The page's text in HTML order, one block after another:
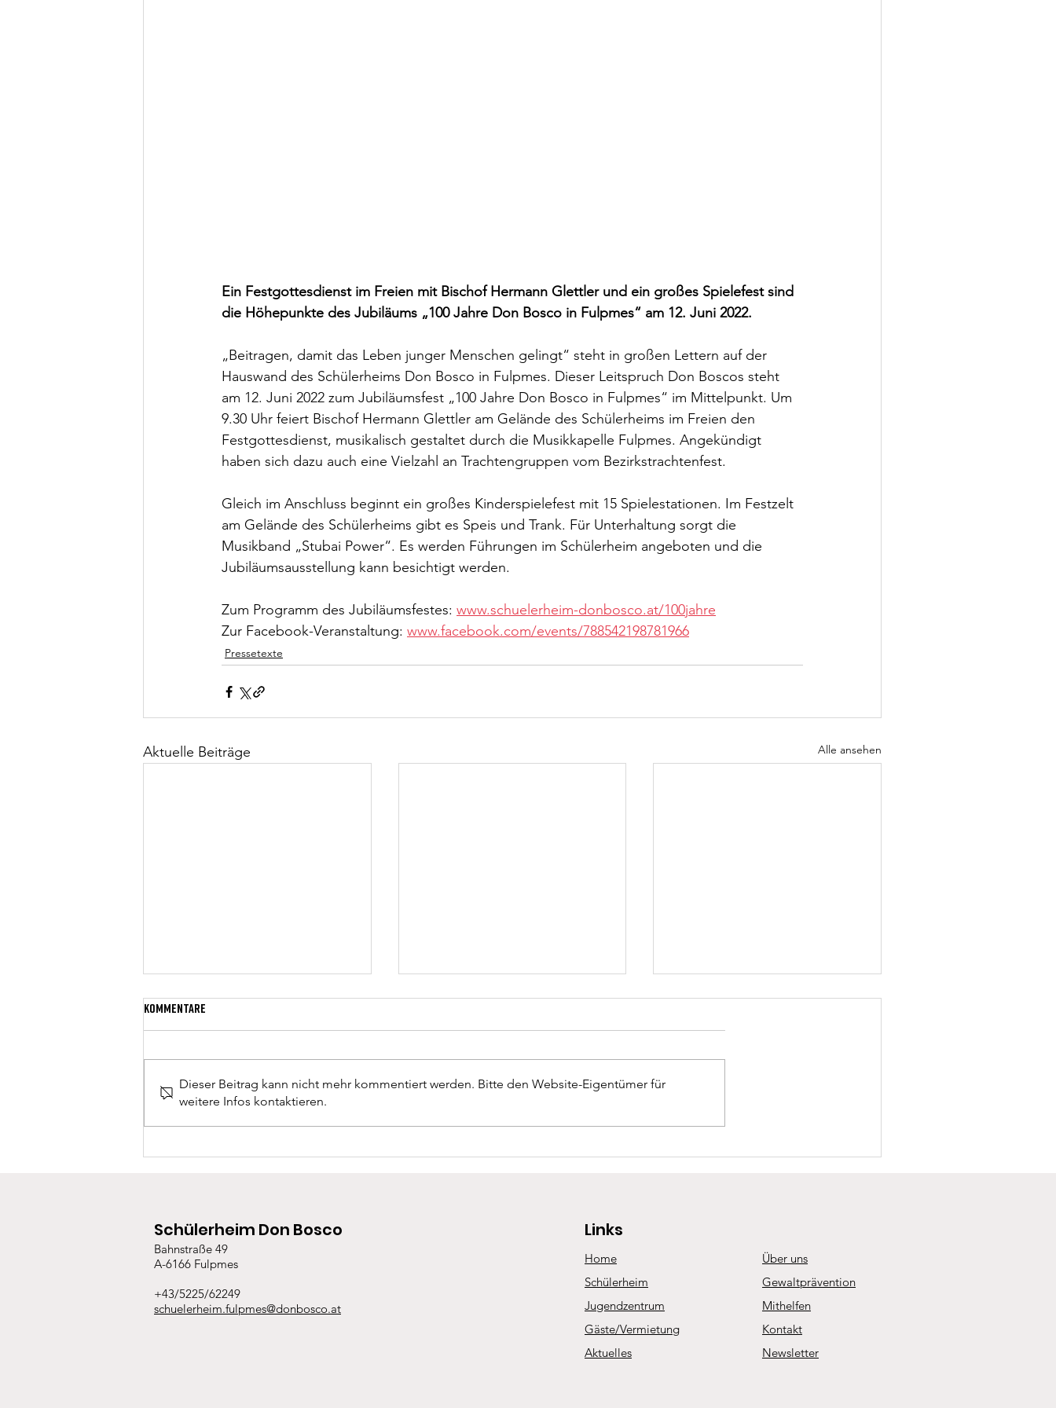
Ein Festgottesdienst im Freien mit Bischof Hermann Glettler und ein großes Spielefest sind
die Höhepunkte des Jubiläums „100 Jahre Don Bosco in Fulpmes“ am 12. Juni 2022.
„Beitragen, damit das Leben junger Menschen gelingt“ steht in großen Lettern auf der
Hauswand des Schülerheims Don Bosco in Fulpmes. Dieser Leitspruch Don Boscos steht
am 12. Juni 2022 zum Jubiläumsfest „100 Jahre Don Bosco in Fulpmes“ im Mittelpunkt. Um
9.30 Uhr feiert Bischof Hermann Glettler am Gelände des Schülerheims im Freien den
Festgottesdienst, musikalisch gestaltet durch die Musikkapelle Fulpmes. Angekündigt
haben sich dazu auch eine Vielzahl an Trachtengruppen vom Bezirkstrachtenfest.
Gleich im Anschluss beginnt ein großes Kinderspielefest mit 15 Spielestationen. Im Festzelt
am Gelände des Schülerheims gibt es Speis und Trank. Für Unterhaltung sorgt die
Musikband „Stubai Power“. Es werden Führungen im Schülerheim angeboten und die
Jubiläumsausstellung kann besichtigt werden.
Zum Programm des Jubiläumsfestes: www.schuelerheim-donbosco.at/100jahre
Zur Facebook-Veranstaltung: www.facebook.com/events/788542198781966
Pressetexte
Aktuelle Beiträge Alle ansehen
Lachende Kinder und viel
11. Juni: Wir feiern
Jahren
Don Bosco Fest als Auftakt zum
Kommentare
Dieser Beitrag kann nicht mehr kommentiert werden. Bitte den Website-Eigentümer für
weitere Infos kontaktieren.
Schülerheim Don Bosco
Bahnstraße 49
A-6166 Fulpmes
+43/5225/62249
schuelerheim.fulpmes@donbosco.at
Links
Home
Schülerheim
Jugendzentrum
Gäste/Vermietung
Aktuelles
Über uns
Gewaltprävention
Mithelfen
Kontakt
Newsletter